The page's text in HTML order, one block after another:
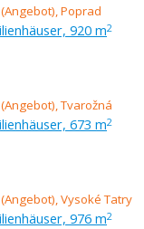
920 m2
673 m2
976 m2